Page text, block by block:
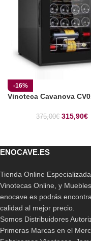
-16%
Vinoteca Cavanova
375,00€ 315,90€
ENOCAVE.ES
Tienda Online
Vinotecas Online, y
enocave.es podrás
calidad al mejor precio.
Somos Distribuidores
Primeras Marcas en el